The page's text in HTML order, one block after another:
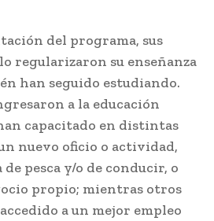
del programa, sus
regularizaron su enseñanza
han seguido estudiando.
a la educación
capacitado en distintas
nuevo oficio o actividad,
pesca y/o de conducir, o
propio; mientras otros
a un mejor empleo